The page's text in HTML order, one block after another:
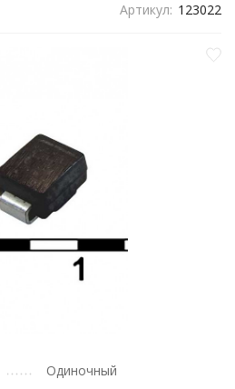
Артикул: 123022
Одиночный